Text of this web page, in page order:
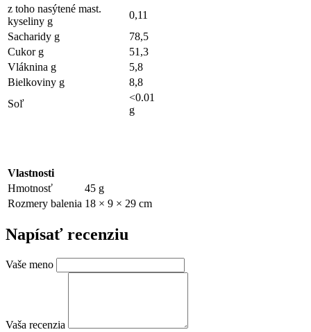
z toho nasýtené mast.
kyseliny g
0,11
Sacharidy g
78,5
Cukor g
51,3
Vláknina g
5,8
Bielkoviny g
8,8
Soľ
<0.01
g
Vlastnosti
Hmotnosť
45 g
Rozmery balenia 18 × 9 × 29 cm
Napísať recenziu
Vaše meno
Vaša recenzia